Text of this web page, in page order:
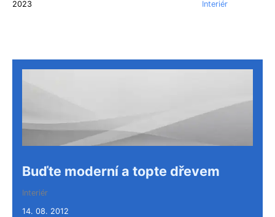
2023 Interiér
Buďte moderní a topte dřevem
Interiér
14. 08. 2012